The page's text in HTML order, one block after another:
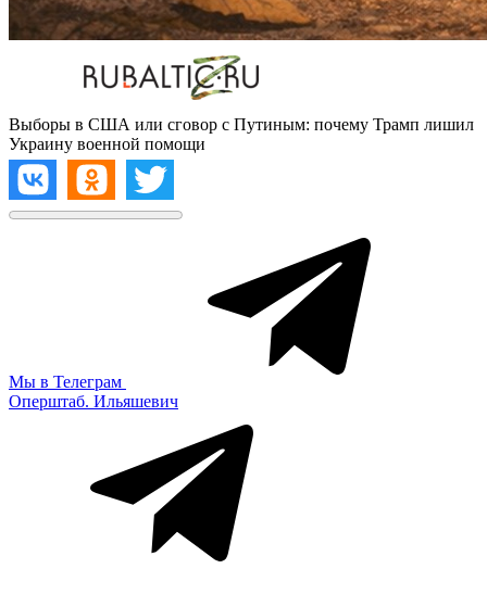
Выборы в США или сговор с Путиным: почему Трамп лишил
Украину военной помощи
Мы в Телеграм
Оперштаб. Ильяшевич